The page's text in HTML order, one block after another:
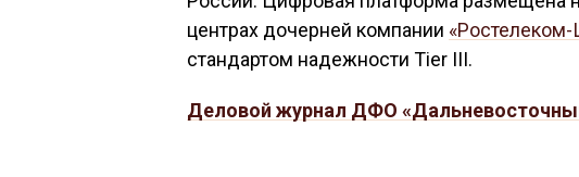
центрах дочерней компании
стандартом надежности Tier III.
Деловой журнал ДФО